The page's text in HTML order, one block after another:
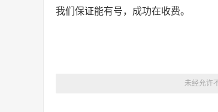
我们保证能有号，成功在收费。
未经允许